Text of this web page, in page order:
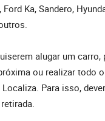
Ka, Sandero,
alugar um carro,
ou realizar todo
Para isso,